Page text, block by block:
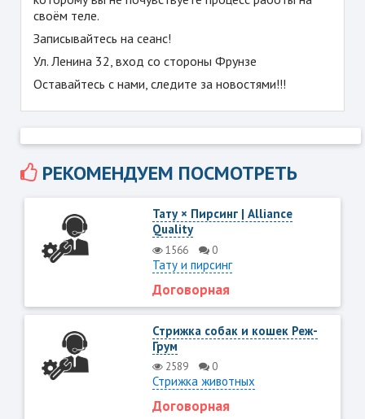
своём теле.
Записывайтесь на сеанс!
Ул. Ленина 32, вход со стороны Фрунзе
Оставайтесь с нами, следите за новостями!!!
РЕКОМЕНДУЕМ ПОСМОТРЕТЬ
Тату × Пирсинг | Alliance
Quality
1566 0
Тату и пирсинг
Договорная
Стрижка собак и кошек Реж-
Грум
2589 0
Стрижка животных
Договорная